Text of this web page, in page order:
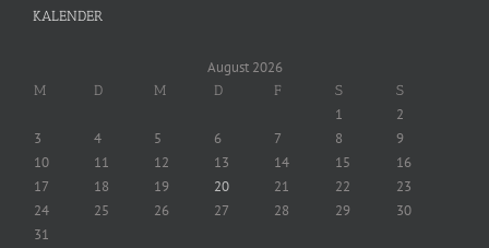
KALENDER
August 2026
M D M D F S S
1
2
3
4 5 6 7 8
9
10
11 12 13 14 15
16
17
18 19 20 21 22
23
24
25 26 27 28 29
30
31